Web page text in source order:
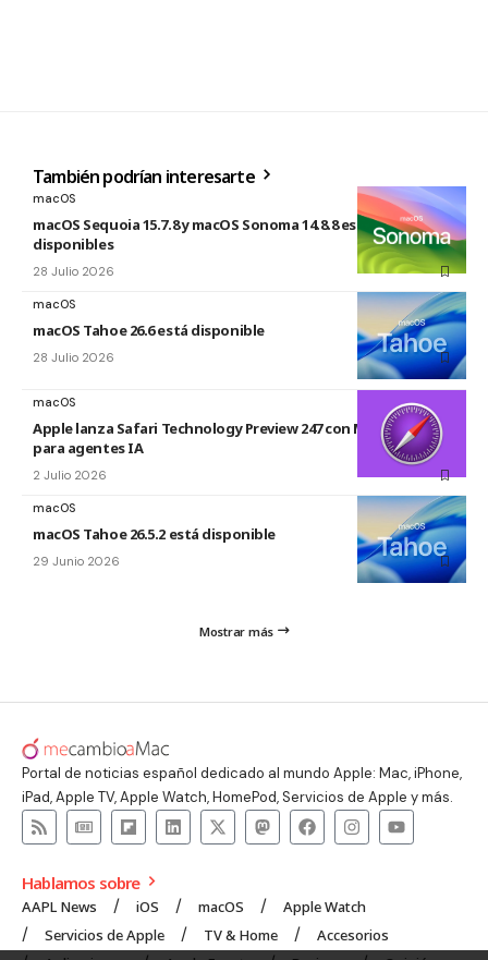
También podrían interesarte
macOS
macOS Sequoia 15.7.8 y macOS Sonoma 14.8.8 están
disponibles
28 Julio 2026
macOS
macOS Tahoe 26.6 está disponible
28 Julio 2026
macOS
Apple lanza Safari Technology Preview 247 con MCP Server
para agentes IA
2 Julio 2026
macOS
macOS Tahoe 26.5.2 está disponible
29 Junio 2026
Mostrar más
Portal de noticias español dedicado al mundo Apple: Mac, iPhone,
iPad, Apple TV, Apple Watch, HomePod, Servicios de Apple y más.
Hablamos sobre
AAPL News iOS macOS
Apple Watch
Servicios de Apple
TV & Home
Accesorios